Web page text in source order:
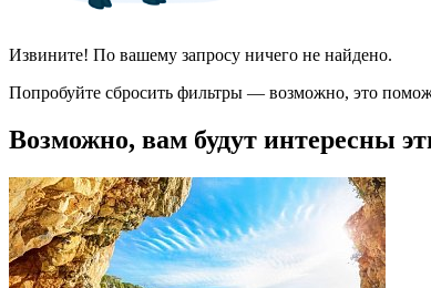
Извините! По вашему запросу ничего не найдено.
Попробуйте сбросить фильтры — возможно, это
Возможно, вам будут интересны